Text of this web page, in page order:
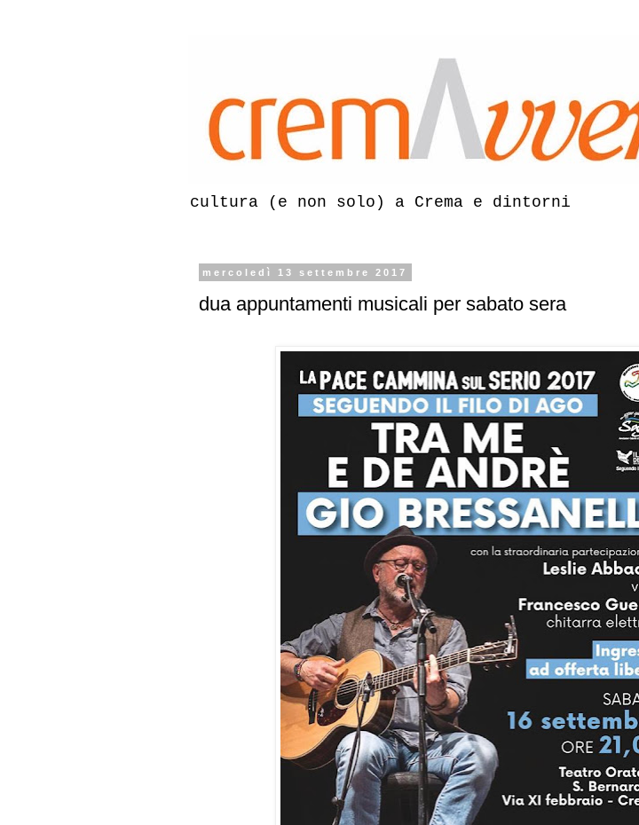
cultura (e non solo) a Crema e dintorni
mercoledì 13 settembre 2017
dua appuntamenti musicali per sabato sera